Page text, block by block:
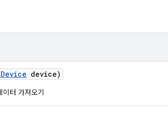
Device device)
이터 가져오기